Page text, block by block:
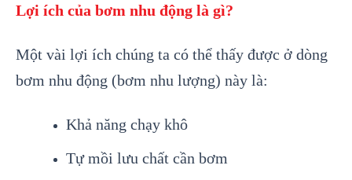
Lợi ích của bơm nhu động là gì?
Một vài lợi ích chúng ta có thể thấy được ở dòng
bơm nhu động (bơm nhu lượng) này là:
Khả năng chạy khô
Tự mồi lưu chất cần bơm